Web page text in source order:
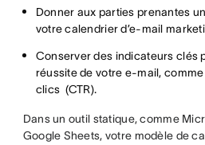
Donner aux parties prenantes
votre calendrier d’e-mail
Conserver des indicateurs clés
réussite de votre e-mail,
clics (CTR).
Dans un outil statique, comme
Google Sheets, votre modèle de